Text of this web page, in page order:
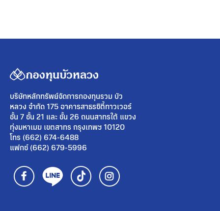
บริษัทหลักทรัพย์จัดการกองทุนรวม บัว
หลวง จำกัด 175 อาคารสาธรซิตี้ทาวเวอร์
ชั้น 7 ชั้น 21 และ ชั้น 26 ถนนสาทรใต้ แขวง
ทุ่งมหาเมฆ เขตสาทร กรุงเทพฯ 10120
โทร (662) 674-6488
แฟกซ์ (662) 679-5996